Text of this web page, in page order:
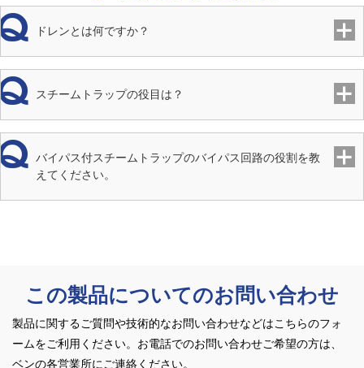
ロート
ドレンとは何ですか？
スチームトラップの役目は？
バイパス付スチームトラップのバイパス回路の役割を教
えてください。
この製品についてのお問い合わせ
製品に関するご質問や技術的なお問い合わせなどはこちらのフォ
ームをご利用ください。 お電話でのお問い合わせご希望の方は、
ベンの各営業所にご連絡ください。